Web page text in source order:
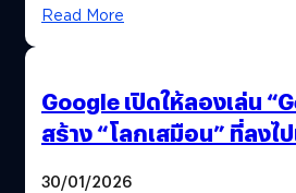
Read More
Google เปิดให้ลองเล่น
สร้าง “โลกเสมือน” ที่ลงไ
30/01/2026